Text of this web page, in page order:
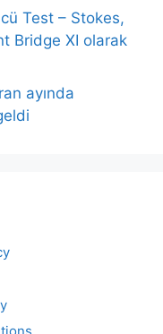
Test – Stokes,
Bridge XI olarak
ayında